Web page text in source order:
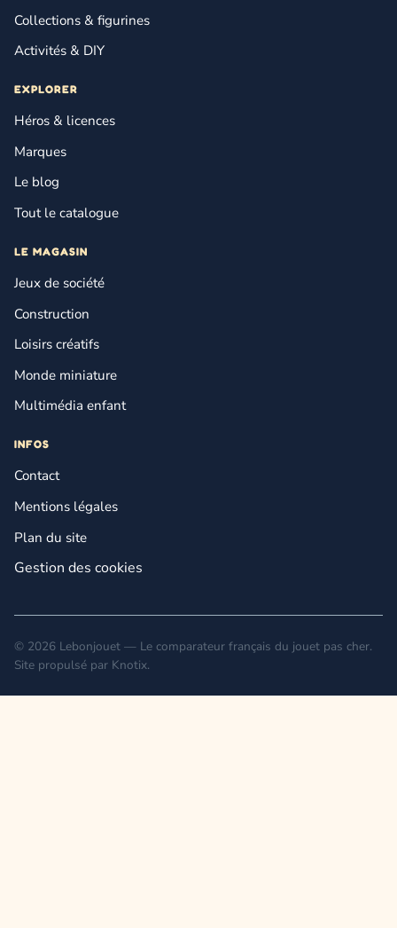
Collections & figurines
Activités & DIY
EXPLORER
Héros & licences
Marques
Le blog
Tout le catalogue
LE MAGASIN
Jeux de société
Construction
Loisirs créatifs
Monde miniature
Multimédia enfant
INFOS
Contact
Mentions légales
Plan du site
Gestion des cookies
© 2026 Lebonjouet — Le comparateur français du jouet pas cher.
Site propulsé par Knotix.